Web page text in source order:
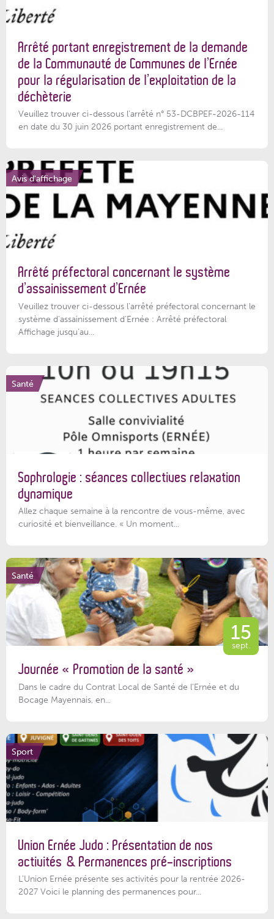
Arrêté portant enregistrement de la demande
de la Communauté de Communes de l’Ernée
pour la régularisation de l’exploitation de la
déchèterie
Veuillez trouver ci-dessous l'arrêté n° 53-DCBPEF-2026-114
en date du 30 juin 2026 portant enregistrement de...
Avis d'affichage
Arrêté préfectoral concernant le système
d’assainissement d’Ernée
Veuillez trouver ci-dessous l’arrêté préfectoral concernant le
système d'assainissement d'Ernée : Arrêté préfectoral
Affichage jusqu'au...
Santé
Sophrologie : séances collectives relaxation
dynamique
Allez chaque semaine à la rencontre de vous-même, avec
curiosité et bienveillance. « Un moment...
Santé
15
sept.
Journée « Promotion de la santé »
Dans le cadre du Contrat Local de Santé de l’Ernée et du
Bocage Mayennais, en...
Sport
Union Ernée Judo : Présentation de nos
activités & Permanences pré-inscriptions
L'Union Ernée présente ses activités pour la rentrée 2026-
2027 Voici le planning des permanences pour...